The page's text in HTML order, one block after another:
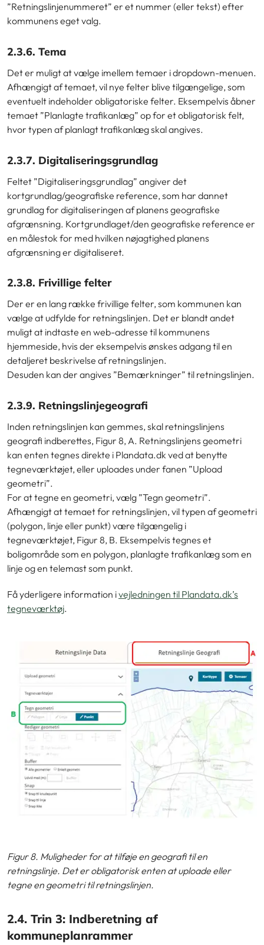
”Retningslinjenummeret” er et nummer (eller tekst) efter
kommunens eget valg.
2.3.6. Tema
Det er muligt at vælge imellem temaer i dropdown-menuen.
Afhængigt af temaet, vil nye felter blive tilgængelige, som
eventuelt indeholder obligatoriske felter. Eksempelvis åbner
temaet ”Planlagte trafikanlæg” op for et obligatorisk felt,
hvor typen af planlagt trafikanlæg skal angives.
2.3.7. Digitaliseringsgrundlag
Feltet ”Digitaliseringsgrundlag” angiver det
kortgrundlag/geografiske reference, som har dannet
grundlag for digitaliseringen af planens geografiske
afgrænsning. Kortgrundlaget/den geografiske reference er
en målestok for med hvilken nøjagtighed planens
afgrænsning er digitaliseret.
2.3.8. Frivillige felter
Der er en lang række frivillige felter, som kommunen kan
vælge at udfylde for retningslinjen. Det er blandt andet
muligt at indtaste en web-adresse til kommunens
hjemmeside, hvis der eksempelvis ønskes adgang til en
detaljeret beskrivelse af retningslinjen.
Desuden kan der angives ”Bemærkninger” til retningslinjen.
2.3.9. Retningslinjegeografi
Inden retningslinjen kan gemmes, skal retningslinjens
geografi indberettes, Figur 8, A. Retningslinjens geometri
kan enten tegnes direkte i Plandata.dk ved at benytte
tegneværktøjet, eller uploades under fanen ”Upload
geometri”.
For at tegne en geometri, vælg ”Tegn geometri”.
Afhængigt at temaet for retningslinjen, vil typen af geometri
(polygon, linje eller punkt) være tilgængelig i
tegneværktøjet, Figur 8, B. Eksempelvis tegnes et
boligområde som en polygon, planlagte trafikanlæg som en
linje og en telemast som punkt.
Få yderligere information ivejledningen til Plandata.dk’s
tegneværktøj.
Figur 8. Muligheder for at tilføje en geografi til en
retningslinje. Det er obligatorisk enten at uploade eller
tegne en geometri til retningslinjen.
2.4. Trin 3: Indberetning af
kommuneplanrammer